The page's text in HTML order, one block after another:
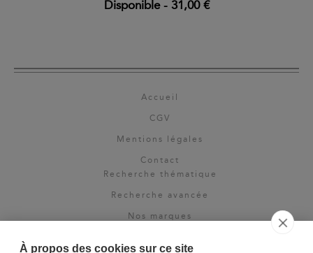
À propos des cookies sur ce site
Disponible- 31,00 €
Accueil
CGV
Mentions légales
Contact
Recherche thématique
Recherche avancée
Nos marques
Espace pro